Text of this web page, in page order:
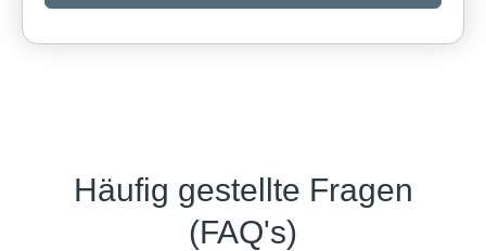
Häufig gestellte Fragen
(FAQ's)